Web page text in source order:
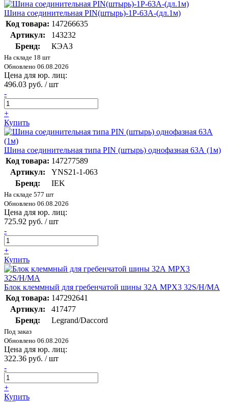
Шина соединительная PIN(штырь)-1Р-63А-(дл.1м)
Код товара: 147266635
Артикул:
143232
Бренд:
КЭАЗ
На складе 18 шт
Обновлено 06.08.2026
Цена для юр. лиц:
496.03 руб. / шт
-
+
Купить
Шина соединительная типа PIN (штырь) однофазная 63А (1м)
Код товара: 147277589
Артикул:
YNS21-1-063
Бренд:
IEK
На складе 577 шт
Обновлено 06.08.2026
Цена для юр. лиц:
725.92 руб. / шт
-
+
Купить
Блок клеммный для гребенчатой шины 32А MPX3 32S/H/MA
Код товара: 147292641
Артикул:
417477
Бренд:
Legrand/Daccord
Под заказ
Обновлено 06.08.2026
Цена для юр. лиц:
322.36 руб. / шт
-
+
Купить